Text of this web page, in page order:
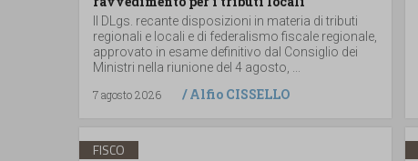
Il DLgs. recante disposizioni in materia di tributi
regionali e locali e di federalismo fiscale regionale,
approvato in esame definitivo dal Consiglio dei
Ministri nella riunione del 4 agosto, ...
7 agosto 2026
/Alfio CISSELLO
FISCO